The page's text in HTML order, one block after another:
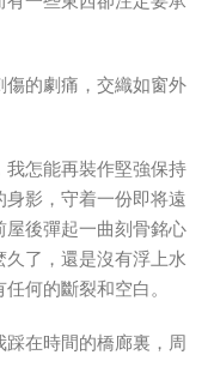
的劇痛，交織如窗外
怎能再裝作堅強保持
影，守着一份即将遠
後彈起一曲刻骨銘心
了，還是沒有浮上水
何的斷裂和空白。
在時間的橋廊裏，周